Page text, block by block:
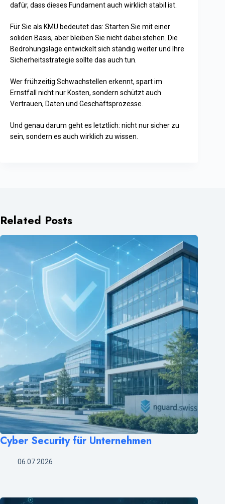
dafür, dass dieses Fundament auch wirklich stabil ist.
Für Sie als KMU bedeutet das: Starten Sie mit einer
soliden Basis, aber bleiben Sie nicht dabei stehen. Die
Bedrohungslage entwickelt sich ständig weiter und Ihre
Sicherheitsstrategie sollte das auch tun.
Wer frühzeitig Schwachstellen erkennt, spart im
Ernstfall nicht nur Kosten, sondern schützt auch
Vertrauen, Daten und Geschäftsprozesse.
Und genau darum geht es letztlich: nicht nur sicher zu
sein, sondern es auch wirklich zu wissen.
Related Posts
Cyber Security für Unternehmen
06.07.2026